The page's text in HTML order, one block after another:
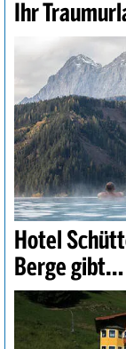
Ihr
Hotel
Berge gibt…